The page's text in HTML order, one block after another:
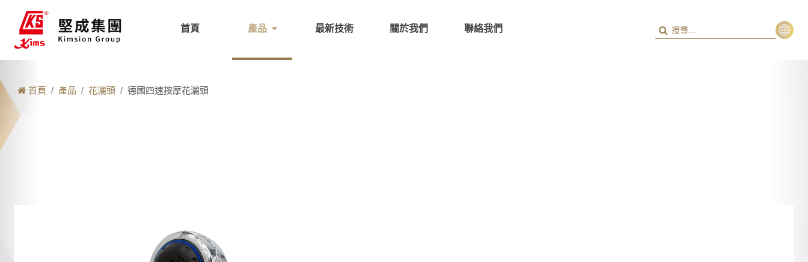
首頁 產品 最新技術 關於我們
聯絡我們
首頁 產品 花灑頭 德國四速按摩花灑頭